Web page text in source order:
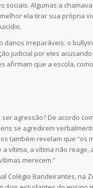
Algumas a
ela tirar sua própria
irreparáveis: o
judicial por eles
afirmam que a escola,
agressão? De acordo
se agredirem
também revelam que
vítima, a vítima não
merecem.”
Colégio Bandeirantes, na